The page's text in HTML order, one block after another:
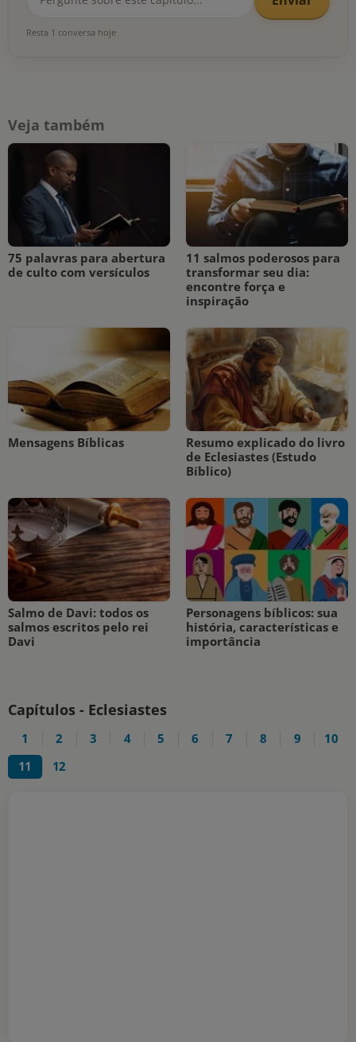
Resta 1 conversa hoje
Veja também
75 palavras para abertura
de culto com versículos
11 salmos poderosos para
transformar seu dia:
encontre força e
inspiração
Mensagens Bíblicas
Resumo explicado do livro
de Eclesiastes (Estudo
Bíblico)
Salmo de Davi: todos os
salmos escritos pelo rei
Davi
Personagens bíblicos: sua
história, características e
importância
Capítulos - Eclesiastes
1 2 3 4 5 6 7 8 9
10
11
12